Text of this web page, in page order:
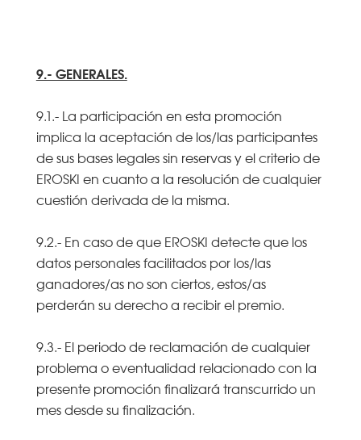
9.- GENERALES.
9.1.- La participación en esta promoción
implica la aceptación de los/las participantes
de sus bases legales sin reservas y el criterio de
EROSKI en cuanto a la resolución de cualquier
cuestión derivada de la misma.
9.2.- En caso de que EROSKI detecte que los
datos personales facilitados por los/las
ganadores/as no son ciertos, estos/as
perderán su derecho a recibir el premio.
9.3.- El periodo de reclamación de cualquier
problema o eventualidad relacionado con la
presente promoción finalizará transcurrido un
mes desde su finalización.